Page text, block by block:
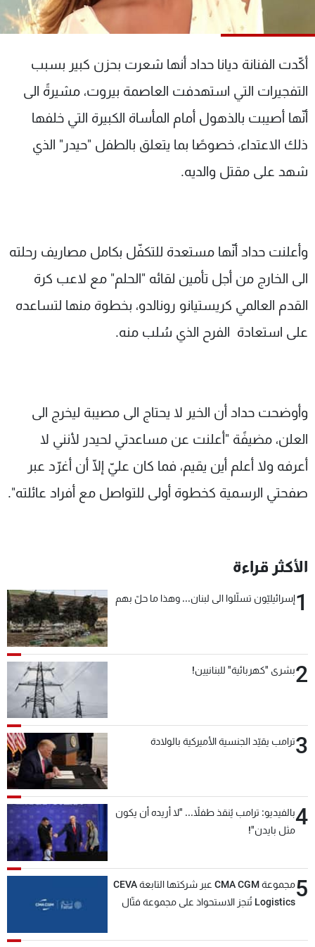
أكّدت الفنانة ديانا حداد أنها شعرت بحزن كبير بسبب
التفجيرات التي استهدفت العاصمة بيروت، مشيرةً الى
أنّها أصيبت بالذهول أمام المأساة الكبيرة التي خلفها
ذلك الاعتداء، خصوصًا بما يتعلق بالطفل "حيدر" الذي
شهد على مقتل والديه.
وأعلنت حداد أنّها مستعدة للتكفّل بكامل مصاريف رحلته
الى الخارج من أجل تأمين لقائه "الحلم" مع لاعب كرة
القدم العالمي كريستيانو رونالدو، بخطوة منها لتساعده
على استعادة الفرح الذي سُلب منه.
وأوضحت حداد أن الخير لا يحتاج الى مصيبة ليخرج الى
العلن، مضيفًة "أعلنت عن مساعدتي لحيدر لأنني لا
أعرفه ولا أعلم أين يقيم، فما كان عليّ إلّا أن أغرّد عبر
صفحتي الرسمية كخطوة أولى للتواصل مع أفراد عائلته".
الأكثر قراءة
1إسرائيليّون تسلّلوا الى لبنان... وهذا ما حلّ بهم
2بشرى "كهربائية" للبنانيين!
3ترامب يقيّد الجنسية الأميركية بالولادة
4بالفيديو: ترامب يُنقذ طفلاً... "لا أريده أن يكون
مثل بايدن"!
5
مجموعة CMA CGM عبر شركتها التابعة CEVA
Logistics تُنجز الاستحواذ على مجموعة فتّال
شاهد البرامج
الترددات
الإنـتـاج
لاعلاناتكم
تواصل معنا
شروط الإسـتخدام
سياسة الخصوصية